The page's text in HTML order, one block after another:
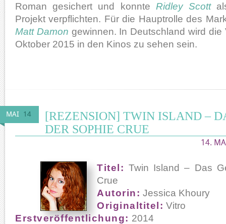
Roman gesichert und konnte Ridley Scott
Projekt verpflichten. Für die Hauptrolle des
Matt Damon gewinnen. In Deutschland wird die
Oktober 2015 in den Kinos zu sehen sein.
MAI 14
[REZENSION] TWIN ISLAND –
DER SOPHIE CRUE
14.
Titel: Twin Island – Das
Crue
Autorin: Jessica Khoury
Originaltitel: Vitro
Erstveröffentlichung: 2014